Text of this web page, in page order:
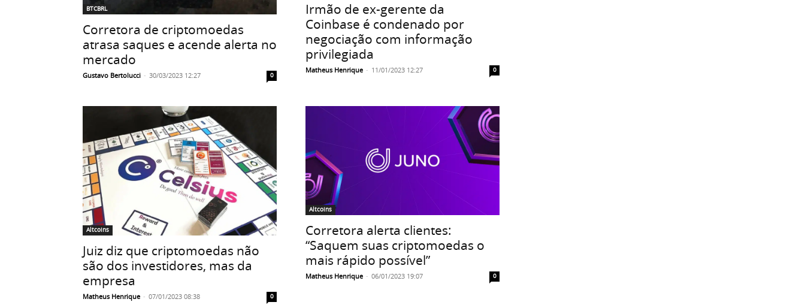
BTCBRL
Corretora de criptomoedas
atrasa saques e acende alerta no
mercado
Gustavo Bertolucci - 30/03/2023 12:27 0
Irmão de ex-gerente da
Coinbase é condenado por
negociação com informação
privilegiada
Matheus Henrique - 11/01/2023 12:27 0
Altcoins
Juiz diz que criptomoedas não
são dos investidores, mas da
empresa
Matheus Henrique - 07/01/2023 08:38 0
Altcoins
Corretora alerta clientes:
“Saquem suas criptomoedas o
mais rápido possível”
Matheus Henrique - 06/01/2023 19:07 0